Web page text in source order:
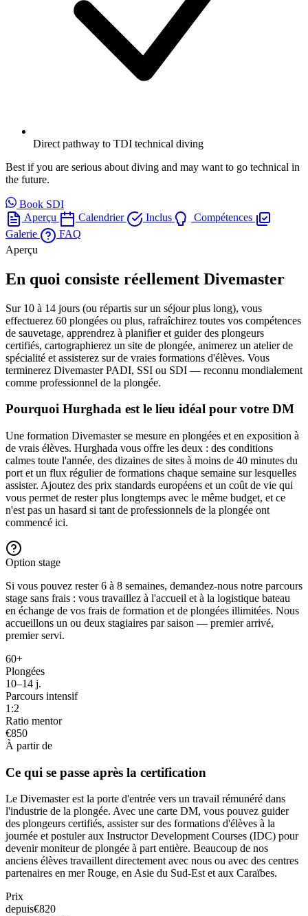
Direct pathway to TDI technical diving
Best if you are serious about diving and may want to go technical in
the future.
Book SDI
Aperçu
Calendrier Inclus
Compétences
Galerie
FAQ
Aperçu
En quoi consiste réellement Divemaster
Sur 10 à 14 jours (ou répartis sur un séjour plus long), vous
effectuerez 60 plongées ou plus, rafraîchirez toutes vos compétences
de sauvetage, apprendrez à planifier et guider des plongeurs
certifiés, cartographierez un site de plongée, animerez un atelier de
spécialité et assisterez sur de vraies formations d'élèves. Vous
terminerez Divemaster PADI, SSI ou SDI — reconnu mondialement
comme professionnel de la plongée.
Pourquoi Hurghada est le lieu idéal pour votre DM
Une formation Divemaster se mesure en plongées et en exposition à
de vrais élèves. Hurghada vous offre les deux : des conditions
calmes toute l'année, des dizaines de sites à moins de 40 minutes du
port et un flux régulier de formations chaque semaine sur lesquelles
assister. Ajoutez des prix standards européens et un coût de vie qui
vous permet de rester plus longtemps avec le même budget, et ce
n'est pas un hasard si tant de professionnels de la plongée ont
commencé ici.
Option stage
Si vous pouvez rester 6 à 8 semaines, demandez-nous notre parcours
stage sans frais : vous travaillez à l'accueil et à la logistique bateau
en échange de vos frais de formation et de plongées illimitées. Nous
accueillons un ou deux stagiaires par saison — premier arrivé,
premier servi.
60+
Plongées
10–14 j.
Parcours intensif
1:2
Ratio mentor
€850
À partir de
Ce qui se passe après la certification
Le Divemaster est la porte d'entrée vers un travail rémunéré dans
l'industrie de la plongée. Avec une carte DM, vous pouvez guider
des plongeurs certifiés, assister sur des formations d'élèves à la
journée et postuler aux Instructor Development Courses (IDC) pour
devenir moniteur de plongée à part entière. Beaucoup de nos
anciens élèves travaillent directement avec nous ou avec des centres
partenaires en mer Rouge, en Asie du Sud-Est et aux Caraïbes.
Prix
depuis€820